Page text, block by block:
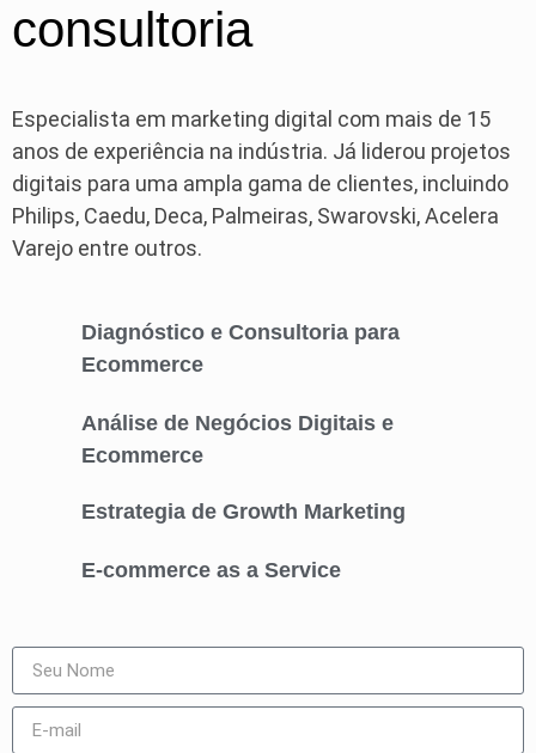
consultoria
Especialista em marketing digital com mais de 15
anos de experiência na indústria. Já liderou projetos
digitais para uma ampla gama de clientes, incluindo
Philips, Caedu, Deca, Palmeiras, Swarovski, Acelera
Varejo entre outros.
Diagnóstico e Consultoria para
Ecommerce
Análise de Negócios Digitais e
Ecommerce
Estrategia de Growth Marketing
E-commerce as a Service